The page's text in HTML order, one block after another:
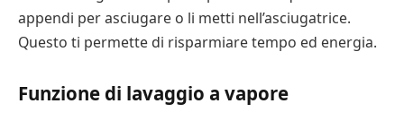
appendi per asciugare o li metti nell’asciugatrice.
Questo ti permette di risparmiare tempo ed energia.
Funzione di lavaggio a vapore